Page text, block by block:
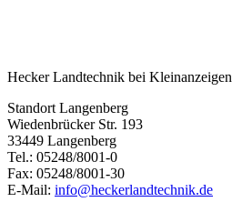
Hecker Landtechnik bei Kleinanzeigen
Standort Langenberg
Wiedenbrücker Str. 193
33449 Langenberg
Tel.: 05248/8001-0
Fax: 05248/8001-30
E-Mail: info@heckerlandtechnik.de